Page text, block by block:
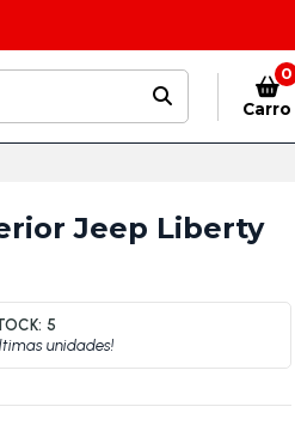
0
Carro
Jeep Liberty
5
unidades!